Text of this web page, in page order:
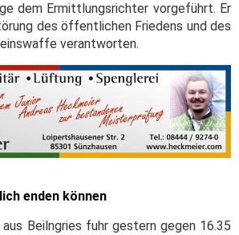
dem Ermittlungsrichter vorgeführt. Er
des öffentlichen Friedens und des
verantworten.
enden können
Beilngries fuhr gestern gegen 16.35